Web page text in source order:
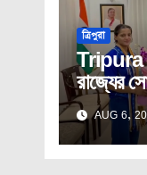
ত্রিপুরা
Tripura
রাজ্যের
অস্মিতাকে
AUG 6,